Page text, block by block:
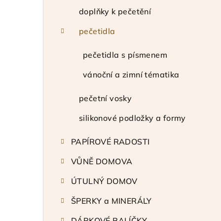
doplňky k pečetění
pečetidla
pečetidla s písmenem
vánoční a zimní tématika
pečetní vosky
silikonové podložky a formy
PAPÍROVÉ RADOSTI
VŮNĚ DOMOVA
ÚTULNÝ DOMOV
ŠPERKY a MINERÁLY